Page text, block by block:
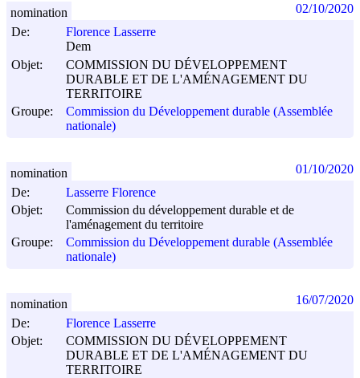
De:
Florence Lasserre
Dem
Objet:
COMMISSION DU DÉVELOPPEMENT
DURABLE ET DE L'AMÉNAGEMENT DU
TERRITOIRE
Groupe:
Commission du Développement durable (Assemblée
nationale)
nomination 02/10/2020
De:
Lasserre Florence
Objet:
Commission du développement durable et de
l'aménagement du territoire
Groupe:
Commission du Développement durable (Assemblée
nationale)
nomination 01/10/2020
De:
Florence Lasserre
Objet:
COMMISSION DU DÉVELOPPEMENT
DURABLE ET DE L'AMÉNAGEMENT DU
TERRITOIRE
nomination 16/07/2020